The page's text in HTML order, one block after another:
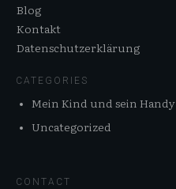
Blog
Kontakt
Datenschutzerklärung
CATEGORIES
Mein Kind und sein Handy
Uncategorized
CONTACT